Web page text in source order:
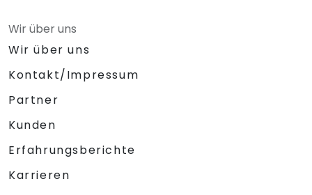
Wir über uns
Wir über uns
Kontakt/Impressum
Partner
Kunden
Erfahrungsberichte
Karrieren